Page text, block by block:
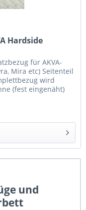
Hardside
für AKVA-
Mira etc) Seitenteil
wird
(fest eingenäht)
und